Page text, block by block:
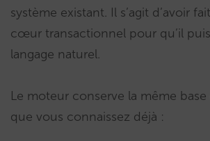
système existant. Il s’agit d’avoir
cœur transactionnel pour qu’il
langage naturel.
Le moteur conserve la même
que vous connaissez déjà :